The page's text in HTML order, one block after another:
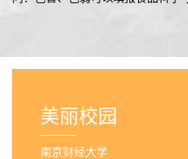
美丽校园
南京财经大学